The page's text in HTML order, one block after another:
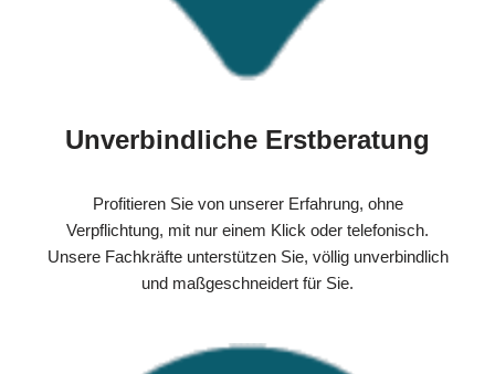
Unverbindliche Erstberatung
Profitieren Sie von unserer Erfahrung, ohne
Verpflichtung, mit nur einem Klick oder telefonisch.
Unsere Fachkräfte unterstützen Sie, völlig unverbindlich
und maßgeschneidert für Sie.